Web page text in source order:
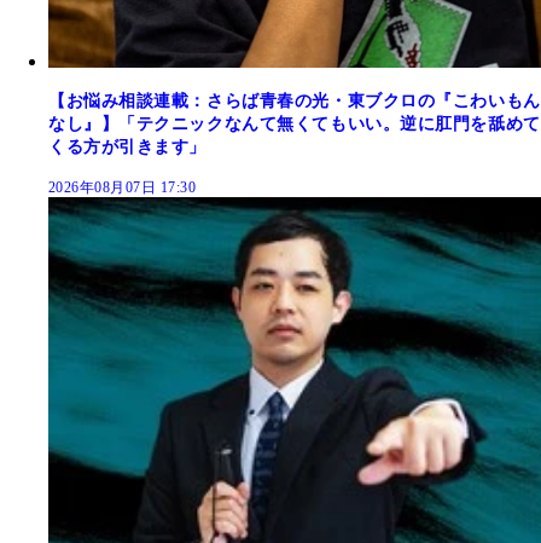
【お悩み相談連載：さらば青春の光・東ブクロの『こわいもん
なし』】「テクニックなんて無くてもいい。逆に肛門を舐めて
くる方が引きます」
2026年08月07日 17:30